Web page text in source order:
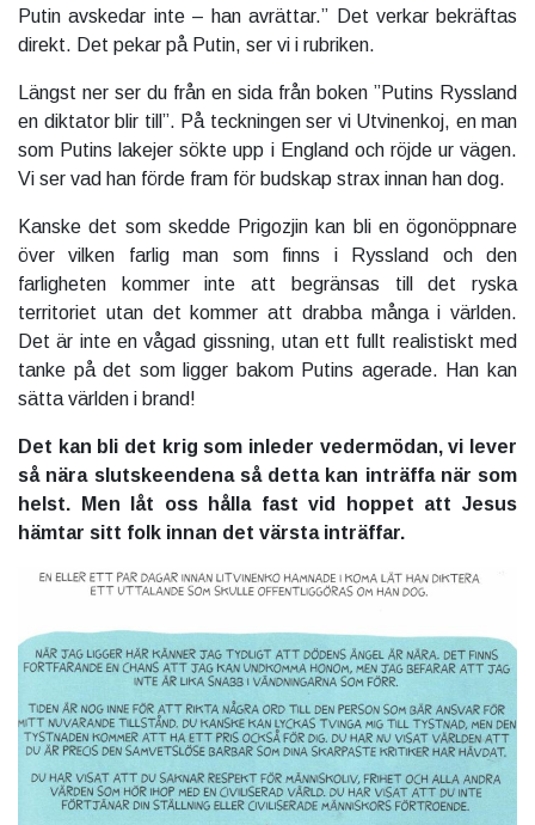
Putin avskedar inte – han avrättar.” Det verkar bekräftas
direkt. Det pekar på Putin, ser vi i rubriken.
Längst ner ser du från en sida från boken ”Putins Ryssland
en diktator blir till”. På teckningen ser vi Utvinenkoj, en man
som Putins lakejer sökte upp i England och röjde ur vägen.
Vi ser vad han förde fram för budskap strax innan han dog.
Kanske det som skedde Prigozjin kan bli en ögonöppnare
över vilken farlig man som finns i Ryssland och den
farligheten kommer inte att begränsas till det ryska
territoriet utan det kommer att drabba många i världen.
Det är inte en vågad gissning, utan ett fullt realistiskt med
tanke på det som ligger bakom Putins agerade. Han kan
sätta världen i brand!
Det kan bli det krig som inleder vedermödan, vi lever
så nära slutskeendena så detta kan inträffa när som
helst. Men låt oss hålla fast vid hoppet att Jesus
hämtar sitt folk innan det värsta inträffar.